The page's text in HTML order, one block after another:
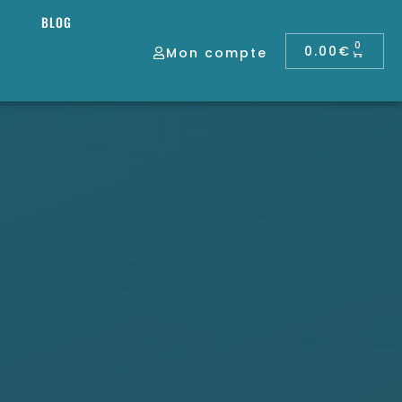
BLOG
Mon compte 0.00 € 0